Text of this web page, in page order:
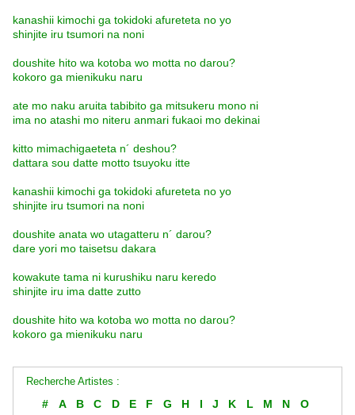
kanashii kimochi ga tokidoki afureteta no yo
shinjite iru tsumori na noni
doushite hito wa kotoba wo motta no darou?
kokoro ga mienikuku naru
ate mo naku aruita tabibito ga mitsukeru mono ni
ima no atashi mo niteru anmari fukaoi mo dekinai
kitto mimachigaeteta n´ deshou?
dattara sou datte motto tsuyoku itte
kanashii kimochi ga tokidoki afureteta no yo
shinjite iru tsumori na noni
doushite anata wo utagatteru n´ darou?
dare yori mo taisetsu dakara
kowakute tama ni kurushiku naru keredo
shinjite iru ima datte zutto
doushite hito wa kotoba wo motta no darou?
kokoro ga mienikuku naru
Recherche Artistes :
# A B C D E F G H I J K L M N
O